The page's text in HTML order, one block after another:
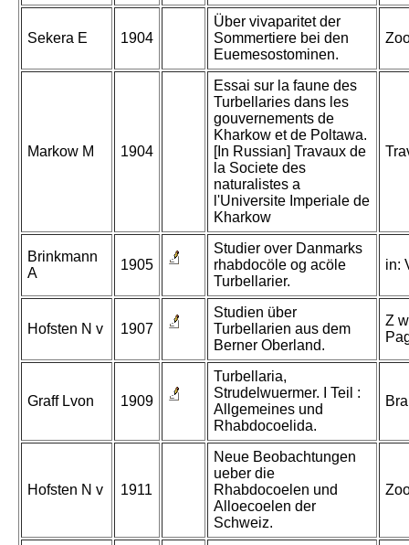
Sekera E 1904
Über vivaparitet der
Sommertiere bei den
Euemesostominen.
Markow M 1904
Essai sur la faune des
Turbellaries dans les
gouvernements de
Kharkow et de Poltawa.
[In Russian] Travaux de
la Societe des
naturalistes a
l'Universite Imperiale de
Kharkow
Brinkmann
A
1905
Studier over Danmarks
rhabdocöle og acöle
Turbellarier.
in:
Hofsten N v 1907
Studien über
Turbellarien aus dem
Berner Oberland.
Z
Graff Lvon 1909
Turbellaria,
Strudelwuermer. I Teil :
Allgemeines und
Rhabdocoelida.
Hofsten N v 1911
Neue Beobachtungen
ueber die
Rhabdocoelen und
Alloecoelen der
Schweiz.